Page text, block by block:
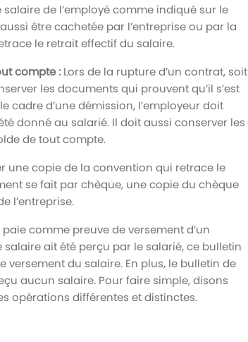
de l’employé comme indiqué sur le
être cachetée par l’entreprise ou par la
le retrait effectif du salaire.
compte : Lors de la rupture d’un contrat, soit
les documents qui prouvent qu’il s’est
cadre d’une démission, l’employeur doit
donné au salarié. Il doit aussi conserver les
de tout compte.
une copie de la convention qui retrace le
se fait par chèque, une copie du chèque
l’entreprise.
comme preuve de versement d’un
ait été perçu par le salarié, ce bulletin
du salaire. En plus, le bulletin de
aucun salaire. Pour faire simple, disons
opérations différentes et distinctes.